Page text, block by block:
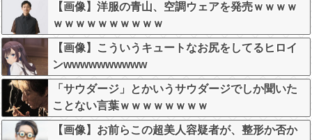
【画像】洋服の青山、空調ウェアを発売ｗｗｗｗ
ｗｗｗｗｗｗｗｗｗｗ
【画像】こういうキュートなお尻をしてるヒロイ
ンwwwwwwwwww
「サウダージ」とかいうサウダージでしか聞いた
ことない言葉ｗｗｗｗｗｗｗｗ
【画像】お前らこの超美人容疑者が、整形か否か